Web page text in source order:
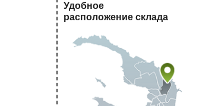
Удобное
расположение склада